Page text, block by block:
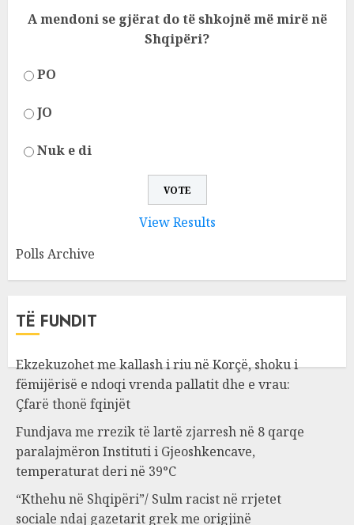
A mendoni se gjërat do të shkojnë më mirë në
Shqipëri?
PO
JO
Nuk e di
View Results
Polls Archive
TË FUNDIT
Ekzekuzohet me kallash i riu në Korçë, shoku i
fëmijërisë e ndoqi vrenda pallatit dhe e vrau:
Çfarë thonë fqinjët
Fundjava me rrezik të lartë zjarresh në 8 qarqe
paralajmëron Instituti i Gjeoshkencave,
temperaturat deri në 39°C
“Kthehu në Shqipëri”/ Sulm racist në rrjetet
sociale ndaj gazetarit grek me origjinë